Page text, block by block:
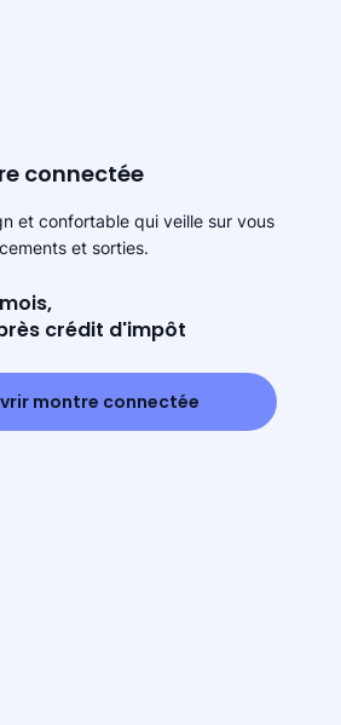
connectée
et confortable qui veille sur vous
et sorties.
crédit d'impôt
montre connectée